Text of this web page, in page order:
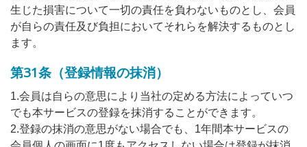
生じた損害について一切の責任を負わないものとし、会員
が自らの責任及び負担においてそれらを解決するものとし
ます。
第31条（登録情報の抹消）
1.会員は自らの意思により当社の定める方法によっていつ
でも本サービスの登録を抹消することができます。
2.登録の抹消の意思がない場合でも、1年間本サービスの